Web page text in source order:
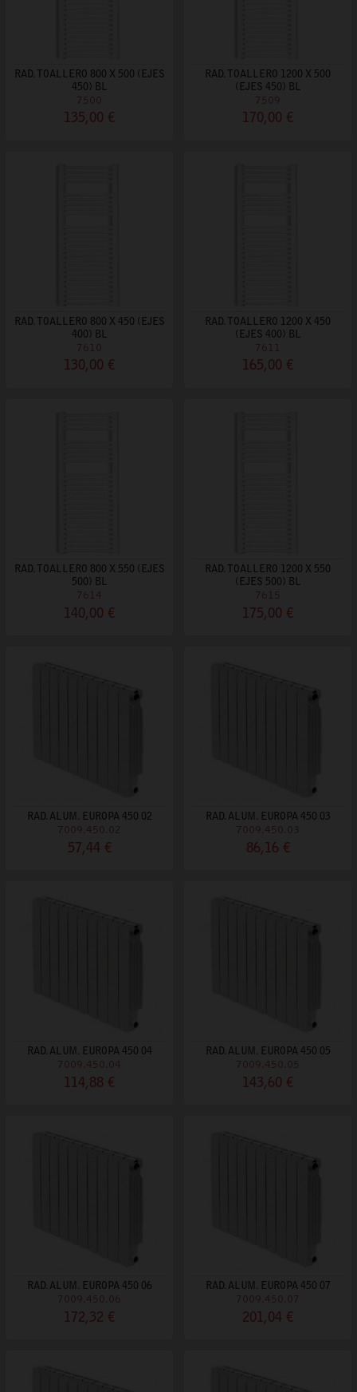
RAD. TOALLERO 800 X 500 (EJES
450) BL
7500
135,00 €
RAD. TOALLERO 1200 X 500
(EJES 450) BL
7509
170,00 €
RAD. TOALLERO 800 X 450 (EJES
400) BL
7610
130,00 €
RAD. TOALLERO 1200 X 450
(EJES 400) BL
7611
165,00 €
RAD. TOALLERO 800 X 550 (EJES
500) BL
7614
140,00 €
RAD. TOALLERO 1200 X 550
(EJES 500) BL
7615
175,00 €
RAD. ALUM. EUROPA 450 02
7009.450.02
57,44 €
RAD. ALUM. EUROPA 450 03
7009.450.03
86,16 €
RAD. ALUM. EUROPA 450 04
7009.450.04
114,88 €
RAD. ALUM. EUROPA 450 05
7009.450.05
143,60 €
RAD. ALUM. EUROPA 450 06
7009.450.06
172,32 €
RAD. ALUM. EUROPA 450 07
7009.450.07
201,04 €